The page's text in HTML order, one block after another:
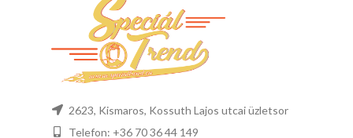
2623, Kismaros, Kossuth Lajos utcai üzletsor
Telefon: +36 70 36 44 149